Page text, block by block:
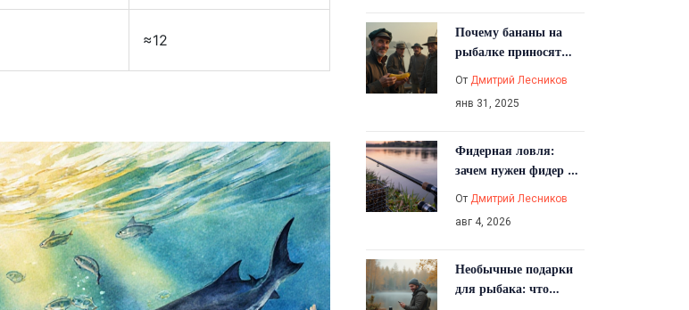
≈12
Почему бананы на
рыбалке приносят
факты
От Дмитрий Лесников
янв 31, 2025
Фидерная ловля:
зачем нужен фидер и
От Дмитрий Лесников
авг 4, 2026
Необычные подарки
для рыбака: что